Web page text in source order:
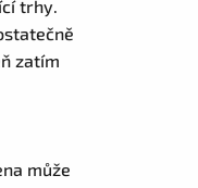
trhy.
zatím
může